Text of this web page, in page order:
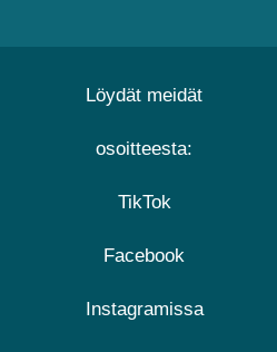
Löydät meidät
osoitteesta:
TikTok
Facebook
Instagramissa